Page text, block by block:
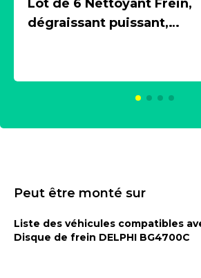
Lot de 6 Nettoyant Frein,
dégraissant puissant,
Peut être monté sur
Liste des véhicules compatibles
Disque de frein DELPHI BG4700C